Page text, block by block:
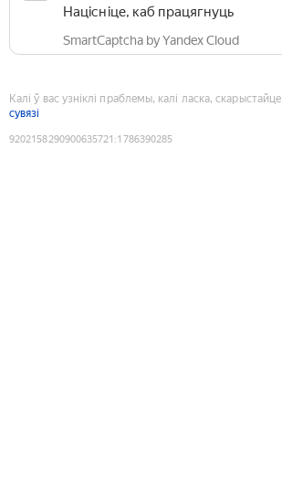
Націсніце, каб працягнуць
SmartCaptcha by Yandex Cloud
Калі ў вас узніклі праблемы, калі ласка, скарыстайце
сувязі
9202158290900635721 :1786390285